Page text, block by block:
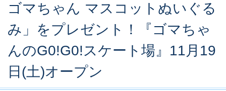
ゴマちゃん マスコットぬいぐる
み」をプレゼント！『ゴマちゃ
んのG0!G0!スケート場』11月19
日(土)オープン